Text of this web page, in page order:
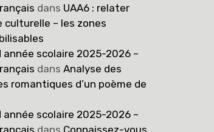
dans UAA6 : relater
culturelle – les zones
année scolaire 2025-2026 –
dansAnalyse des
romantiques d’un poème de
année scolaire 2025-2026 –
dans Connaissez-vous